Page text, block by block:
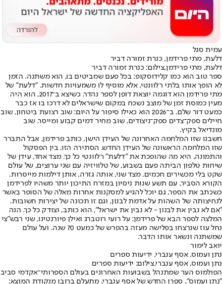
עמית סגל
דלעת, מתי פרידמן, כנרת זמורה דביר
דלעת, מתי פרידמן,צילום: כנרת זמורה דביר
ספר טוב הוא כמו קלידוסקופ: בכל פעם שמביטים בו, הוא משתנה. הזמן
לא הופך אותו בלתי רלוונטי, אלא מוסיף לו משמעויות חדשות. "דלעת" של
מתי פרידמן הוא דוגמה יוצאת דופן לספר נהדר. כשיצא ב־2017, הוא היה
מעין כמוסת זמן של מוצב נשכח במקום שישראלים לא דרכו בו אז כבר
כמעט דור שלם. ב־2026 הוא כאילו סיפור על היום: שוב רצועת ביטחון, שוב
חיילים ספק־צדים ספק־ניצודים, שוב מחיר דמים קבוע ומייסר. שוב
מונדיאל בקיץ.
חשבנו שזו המלחמה האחרונה של העידן הישן, כותב פרידמן, אבל התברר
שזו המלחמה הראשונה של העידן החדש. הסתירה הזו, בין הפסקול
והתמונה, היא מה שהופכת את "דלעת" רלוונטי כל כך. מצד אחד, עידן של
שיחות טלפון הביתה פעם בשבוע, של טלוויזיה עם שני ערוצים, של עולם
שקט בלי מכשירים חכמים. מצד שני, אותה גזרה, אותן דילמות מייסרות.
הקורא הסביר, עם תשע שנות ניסיון במזרח התיכון יותר משהיו לפרידמן
כשכתב את הספר, גם יוכל להגיע למסקנות אחרות מאלה של הסופר באשר
לנחיצותה של השהות על אדמת לבנון, וגם זו תכונה של יצירות חשובות.
"אם לא נבין את לבנון - לא נבין את ישראל", הוא כותב, וצודק כל כך. הנה
המלצה לספר הבא של פרידמן: על רועי רוטברג ואילן פיורנטינו, שני רבש"צי
נחל עוז שנרצחו בפלישה מעזה בהפרש של כמעט 70 שנה. ועל עולם
שמשתנה ונשאר אותו הדבר.
יואב לימור
נתן ועמוס, אסף ענברי, ידיעות ספרים
נתן ועמוס, אסף ענברי,צילום: ידיעות ספרים
הפולמוס הער שמתנהל בשבועות האחרונים בעולם הספרותי־אקדמי סביב
"נתן ועמוס", ספרו החדש של אסף ענברי, מתעלם ברובו מנקודת המוצא: